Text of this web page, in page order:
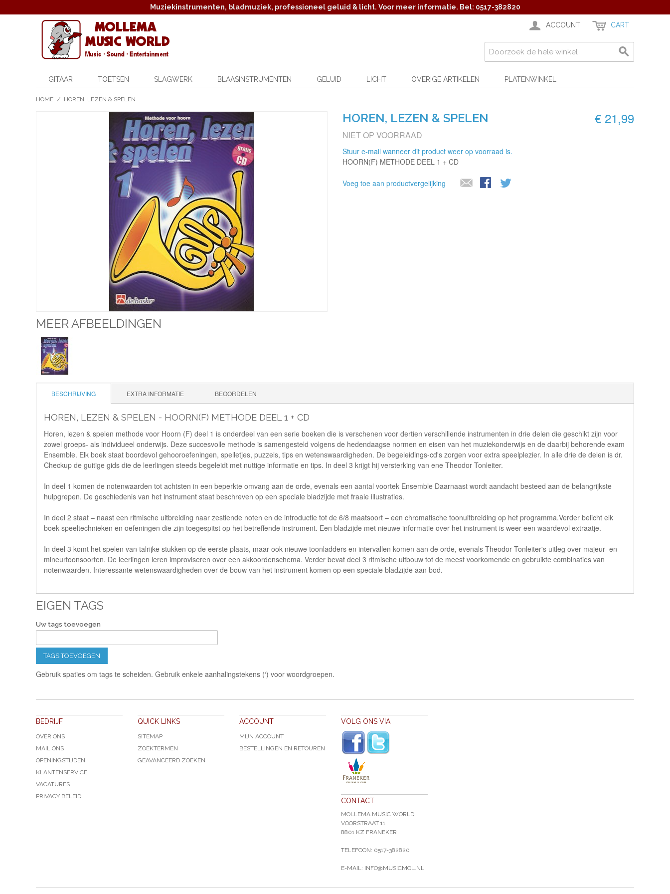
Muziekinstrumenten, bladmuziek, professioneel geluid & licht. Voor meer informatie. Bel: 0517-382820
ACCOUNT CART
GITAAR TOETSEN SLAGWERK BLAASINSTRUMENTEN GELUID LICHT OVERIGE ARTIKELEN PLATENWINKEL
HOME / HOREN, LEZEN & SPELEN
MEER AFBEELDINGEN
HOREN, LEZEN & SPELEN € 21,99
NIET OP VOORRAAD
Stuur e-mail wanneer dit product weer op voorraad is.
HOORN(F) METHODE DEEL 1 + CD
Voeg toe aan productvergelijking
BESCHRIJVING EXTRA INFORMATIE BEOORDELEN
HOREN, LEZEN & SPELEN - HOORN(F) METHODE DEEL 1 + CD
Horen, lezen & spelen methode voor Hoorn (F) deel 1 is onderdeel van een serie boeken die is verschenen voor dertien verschillende instrumenten in drie delen die geschikt zijn voor
zowel groeps- als individueel onderwijs. Deze succesvolle methode is samengesteld volgens de hedendaagse normen en eisen van het muziekonderwijs en de daarbij behorende exam
Ensemble. Elk boek staat boordevol gehooroefeningen, spelletjes, puzzels, tips en wetenswaardigheden. De begeleidings-cd's zorgen voor extra speelplezier. In alle drie de delen is dr.
Checkup de guitige gids die de leerlingen steeds begeleidt met nuttige informatie en tips. In deel 3 krijgt hij versterking van ene Theodor Tonleiter.
In deel 1 komen de notenwaarden tot achtsten in een beperkte omvang aan de orde, evenals een aantal voortek Ensemble Daarnaast wordt aandacht besteed aan de belangrijkste
hulpgrepen. De geschiedenis van het instrument staat beschreven op een speciale bladzijde met fraaie illustraties.
In deel 2 staat – naast een ritmische uitbreiding naar zestiende noten en de introductie tot de 6/8 maatsoort – een chromatische toonuitbreiding op het programma.Verder belicht elk
boek speeltechnieken en oefeningen die zijn toegespitst op het betreffende instrument. Een bladzijde met nieuwe informatie over het instrument is weer een waardevol extraatje.
In deel 3 komt het spelen van talrijke stukken op de eerste plaats, maar ook nieuwe toonladders en intervallen komen aan de orde, evenals Theodor Tonleiter's uitleg over majeur- en
mineurtoonsoorten. De leerlingen leren improviseren over een akkoordenschema. Verder bevat deel 3 ritmische uitbouw tot de meest voorkomende en gebruikte combinaties van
notenwaarden. Interessante wetenswaardigheden over de bouw van het instrument komen op een speciale bladzijde aan bod.
EIGEN TAGS
Uw tags toevoegen
TAGS TOEVOEGEN
Gebruik spaties om tags te scheiden. Gebruik enkele aanhalingstekens (‘) voor woordgroepen.
BEDRIJF
OVER ONS
MAIL ONS
OPENINGSTIJDEN
KLANTENSERVICE
VACATURES
PRIVACY BELEID
QUICK LINKS
SITEMAP
ZOEKTERMEN
GEAVANCEERD ZOEKEN
ACCOUNT
MIJN ACCOUNT
BESTELLINGEN EN RETOUREN
VOLG ONS VIA
CONTACT
MOLLEMA MUSIC WORLD
VOORSTRAAT 11
8801 KZ FRANEKER
TELEFOON: 0517-382820
E-MAIL: INFO@MUSICMOL.NL